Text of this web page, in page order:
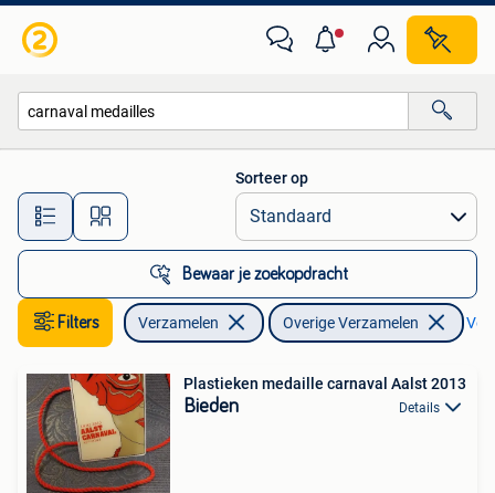
Alle afstanden…
Sorteer op
Bewaar je zoekopdracht
Filters Verzamelen Overige Verzamelen
Plastieken medaille carnaval Aalst 2013
Bieden Details